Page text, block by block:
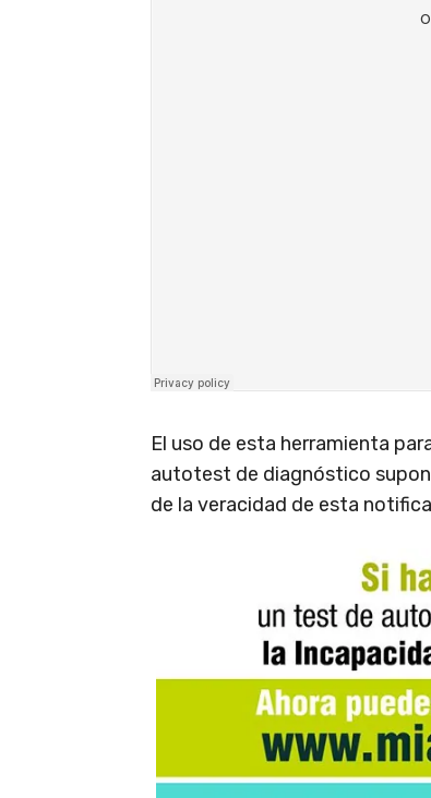
El uso de esta herramienta
autotest de diagnóstico
de la veracidad de esta